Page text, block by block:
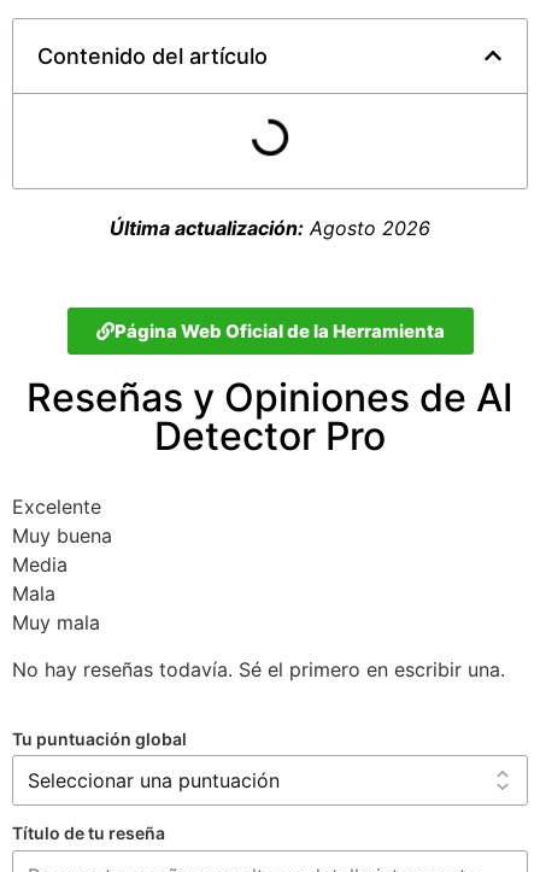
Contenido del artículo
Última actualización: Agosto 2026
Página Web Oficial de la Herramienta
Reseñas y Opiniones de AI
Detector Pro
Excelente
Muy buena
Media
Mala
Muy mala
No hay reseñas todavía. Sé el primero en escribir una.
Tu puntuación global
Título de tu reseña